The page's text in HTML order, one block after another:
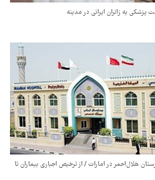
هلال‌احمر در امارات / از ترخیص اجباری بیماران تا